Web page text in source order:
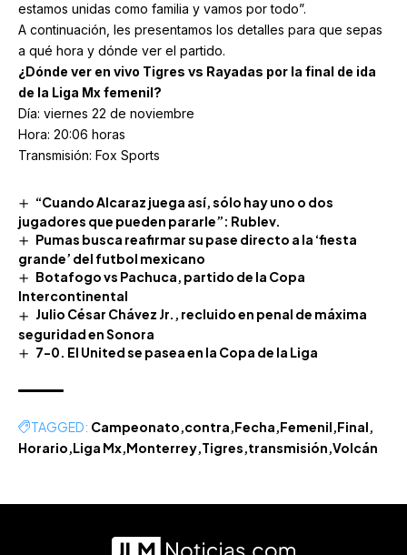
estamos unidas como familia y vamos por todo”.
A continuación, les presentamos los detalles para que sepas
a qué hora y dónde ver el partido.
¿Dónde ver en vivo Tigres vs Rayadas por la final de ida
de la Liga Mx femenil?
Día: viernes 22 de noviembre
Hora: 20:06 horas
Transmisión: Fox Sports
“Cuando Alcaraz juega así, sólo hay uno o dos
jugadores que pueden pararle”: Rublev.
Pumas busca reafirmar su pase directo a la ‘fiesta
grande’ del futbol mexicano
Botafogo vs Pachuca, partido de la Copa
Intercontinental
Julio César Chávez Jr., recluido en penal de máxima
seguridad en Sonora
7-0. El United se pasea en la Copa de la Liga
TAGGED: Campeonato contra Fecha Femenil Final
Horario Liga Mx Monterrey Tigres transmisión Volcán